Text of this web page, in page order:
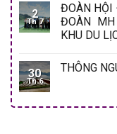
2
Th 7
ĐOÀN HỘI
ĐOÀN MH
KHU DU
30
Th 6
THÔNG